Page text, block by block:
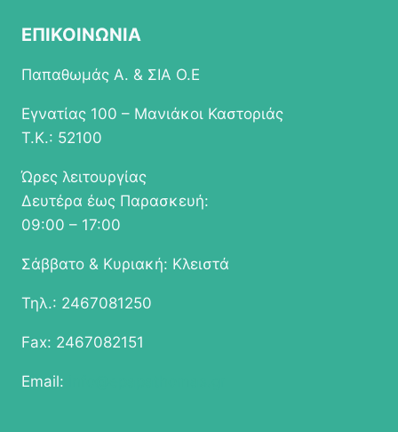
ΕΠΙΚΟΙΝΩΝΙΑ
Παπαθωμάς Α. & ΣΙΑ Ο.Ε
Εγνατίας 100 – Μανιάκοι Καστοριάς
Τ.Κ.: 52100
Ώρες λειτουργίας
Δευτέρα έως Παρασκευή:
09:00 – 17:00
Σάββατο & Κυριακή: Κλειστά
Τηλ.: 2467081250
Fax: 2467082151
Email: